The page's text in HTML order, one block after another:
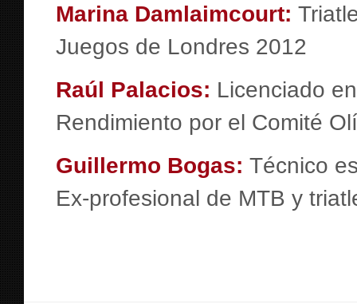
Marina Damlaimcourt:
Juegos de Londres 2012
Raúl Palacios: Licenciado
Rendimiento por el Comité
Guillermo Bogas: Técnico
Ex-profesional de MTB y